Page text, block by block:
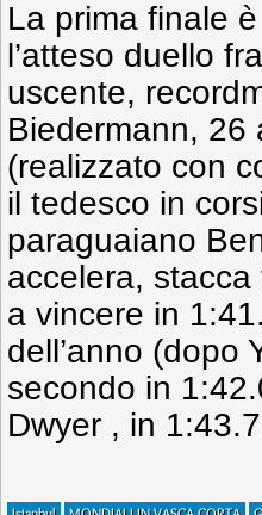
La prima finale
l’atteso duello
uscente,
Biedermann, 26
(realizzato con
il tedesco in
paraguaiano
accelera,
a vincere in
dell’anno (dopo
secondo in
Dwyer , in